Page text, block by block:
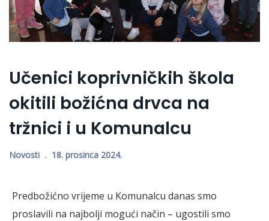
Učenici koprivničkih škola
okitili božićna drvca na
tržnici i u Komunalcu
Novosti 18. prosinca 2024.
Predbožićno vrijeme u Komunalcu danas smo
proslavili na najbolji mogući način – ugostili smo